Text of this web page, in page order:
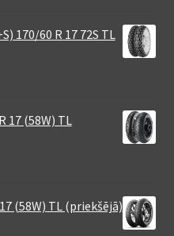
170/60 R 17 72S TL
17 (58W) TL
(58W) TL (priekšējā)